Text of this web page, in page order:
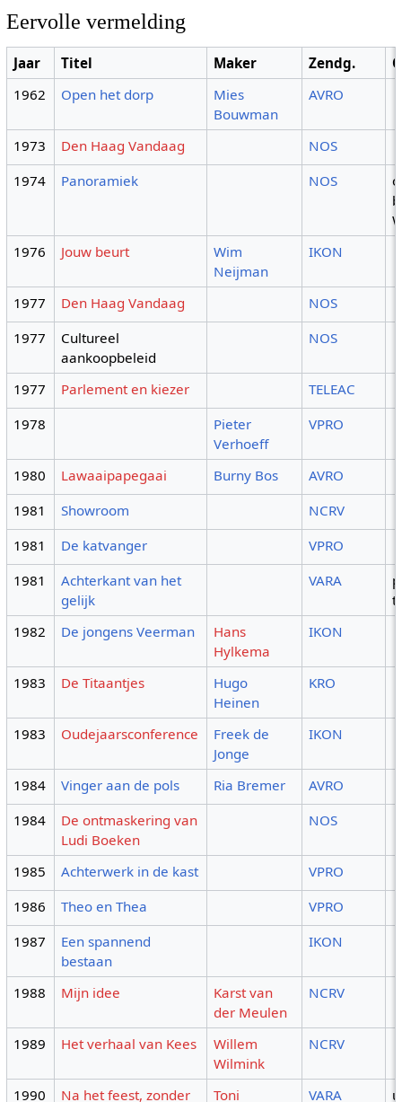
Eervolle vermelding
Jaar Titel Maker Zendg.
1962
Open het dorp
Mies
Bouwman
AVRO
1973 Den Haag Vandaag
NOS
1974
Panoramiek NOS
1976
Jouw beurt
Wim
Neijman
IKON
1977 Den Haag Vandaag
NOS
1977
Cultureel
aankoopbeleid
NOS
1977 Parlement en kiezer
TELEAC
1978
Pieter
Verhoeff
VPRO
1980 Lawaaipapegaai Burny Bos
AVRO
1981
Showroom
NCRV
1981
De katvanger
VPRO
1981
Achterkant van het
gelijk
VARA
1982
De jongens Veerman
Hans
Hylkema
IKON
1983 De Titaantjes
Hugo
Heinen
KRO
1983 Oudejaarsconference
Freek de
Jonge
IKON
1984 Vinger aan de pols Ria Bremer
AVRO
1984
De ontmaskering van
Ludi Boeken
NOS
1985 Achterwerk in de kast
VPRO
1986
Theo en Thea
VPRO
1987
Een spannend
bestaan
IKON
1988 Mijn idee
Karst van
der Meulen
NCRV
1989 Het verhaal van Kees
Willem
Wilmink
NCRV
1990
Na het feest, zonder
Toni
VARA